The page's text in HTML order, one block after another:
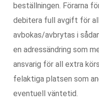
beställningen. Förarna
debitera full avgift för
avbokas/avbrytas i
en adressändring som
ansvarig för all extra
felaktiga platsen som
eventuell väntetid.